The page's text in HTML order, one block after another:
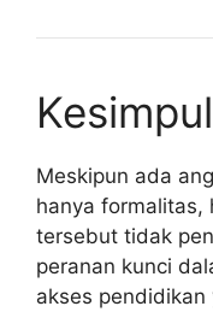
Meskipun ada
hanya
tersebut tidak
peranan kunci
akses